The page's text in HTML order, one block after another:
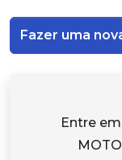
Fazer uma
Entre